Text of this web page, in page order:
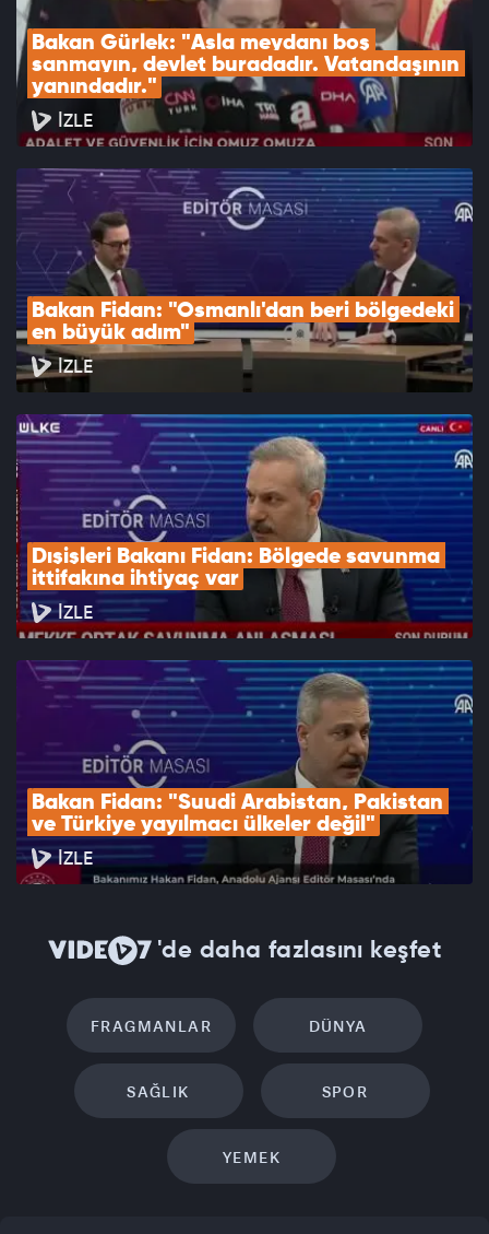
Bakan Gürlek: "Asla meydanı boş
sanmayın, devlet buradadır. Vatandaşının
yanındadır."
İZLE
Bakan Fidan: "Osmanlı'dan beri bölgedeki
en büyük adım"
İZLE
Dışişleri Bakanı Fidan: Bölgede savunma
ittifakına ihtiyaç var
İZLE
Bakan Fidan: "Suudi Arabistan, Pakistan
ve Türkiye yayılmacı ülkeler değil"
İZLE
'de daha fazlasını keşfet
FRAGMANLAR DÜNYA
SAĞLIK SPOR
YEMEK